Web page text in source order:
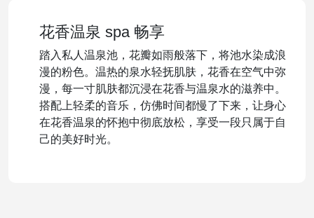
花香温泉 spa 畅享
踏入私人温泉池，花瓣如雨般落下，将池水染成浪
漫的粉色。温热的泉水轻抚肌肤，花香在空气中弥
漫，每一寸肌肤都沉浸在花香与温泉水的滋养中。
搭配上轻柔的音乐，仿佛时间都慢了下来，让身心
在花香温泉的怀抱中彻底放松，享受一段只属于自
己的美好时光。